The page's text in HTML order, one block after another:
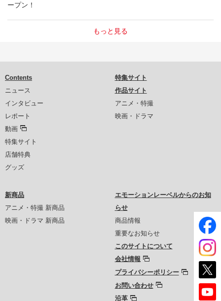
ープン！
もっと見る
Contents
ニュース
インタビュー
レポート
動画
特集サイト
店舗特典
グッズ
特集サイト
作品サイト
アニメ・特撮
映画・ドラマ
新商品
アニメ・特撮 新商品
映画・ドラマ 新商品
エモーションレーベルからのお知
らせ
商品情報
重要なお知らせ
このサイトについて
会社情報
プライバシーポリシー
お問い合わせ
沿革